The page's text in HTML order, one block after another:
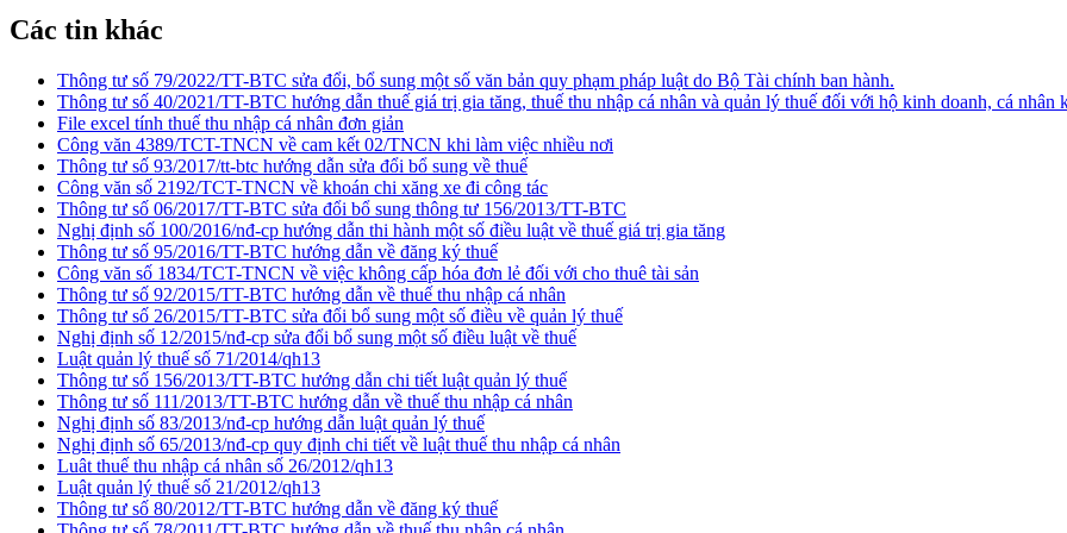
Các tin khác
Thông tư số 79/2022/TT-BTC sửa đổi, bổ sung một số văn bản quy phạm pháp luật do Bộ Tài chính ban hành.
Thông tư số 40/2021/TT-BTC hướng dẫn thuế giá trị gia tăng, thuế thu nhập cá nhân và quản lý thuế đối với hộ kinh doanh, cá nhân
File excel tính thuế thu nhập cá nhân đơn giản
Công văn 4389/TCT-TNCN về cam kết 02/TNCN khi làm việc nhiều nơi
Thông tư số 93/2017/tt-btc hướng dẫn sửa đổi bổ sung về thuế
Công văn số 2192/TCT-TNCN về khoán chi xăng xe đi công tác
Thông tư số 06/2017/TT-BTC sửa đổi bổ sung thông tư 156/2013/TT-BTC
Nghị định số 100/2016/nđ-cp hướng dẫn thi hành một số điều luật về thuế giá trị gia tăng
Thông tư số 95/2016/TT-BTC hướng dẫn về đăng ký thuế
Công văn số 1834/TCT-TNCN về việc không cấp hóa đơn lẻ đối với cho thuê tài sản
Thông tư số 92/2015/TT-BTC hướng dẫn về thuế thu nhập cá nhân
Thông tư số 26/2015/TT-BTC sửa đổi bổ sung một số điều về quản lý thuế
Nghị định số 12/2015/nđ-cp sửa đổi bổ sung một số điều luật về thuế
Luật quản lý thuế số 71/2014/qh13
Thông tư số 156/2013/TT-BTC hướng dẫn chi tiết luật quản lý thuế
Thông tư số 111/2013/TT-BTC hướng dẫn về thuế thu nhập cá nhân
Nghị định số 83/2013/nđ-cp hướng dẫn luật quản lý thuế
Nghị định số 65/2013/nđ-cp quy định chi tiết về luật thuế thu nhập cá nhân
Luât thuế thu nhập cá nhân số 26/2012/qh13
Luật quản lý thuế số 21/2012/qh13
Thông tư số 80/2012/TT-BTC hướng dẫn về đăng ký thuế